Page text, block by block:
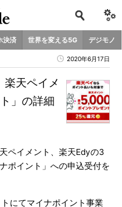
決済 世界を変える5G デジモノ
2020年6月17日
天ペイメ
」の詳細
ペイメント、楽天Edyの3
ポイント」への申込受付を
にてマイナポイント事業